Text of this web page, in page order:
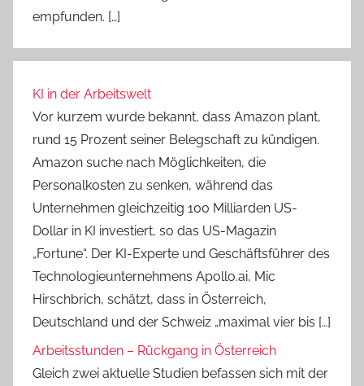
empfunden. […]
KI in der Arbeitswelt
Vor kurzem wurde bekannt, dass Amazon plant,
rund 15 Prozent seiner Belegschaft zu kündigen.
Amazon suche nach Möglichkeiten, die
Personalkosten zu senken, während das
Unternehmen gleichzeitig 100 Milliarden US-
Dollar in KI investiert, so das US-Magazin
„Fortune“. Der KI-Experte und Geschäftsführer des
Technologieunternehmens Apollo.ai, Mic
Hirschbrich, schätzt, dass in Österreich,
Deutschland und der Schweiz „maximal vier bis […]
Arbeitsstunden – Rückgang in Österreich
Gleich zwei aktuelle Studien befassen sich mit der